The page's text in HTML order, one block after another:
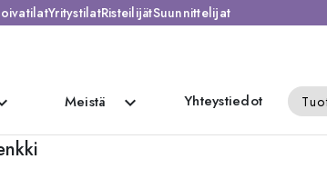
YritystilatRisteilijätSuunnittelijat
Meistä expand_more Yhteystiedot